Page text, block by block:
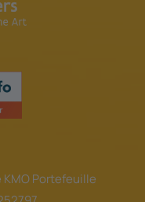
KMO Portefeuille